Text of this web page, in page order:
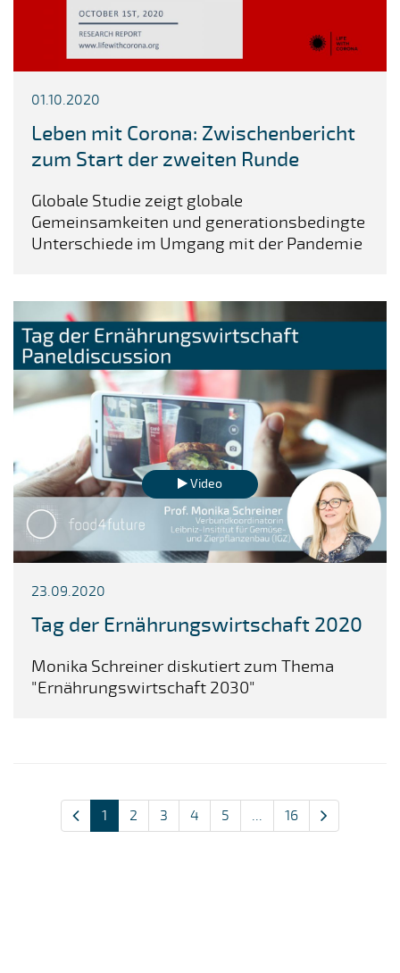
01.10.2020
Leben mit Corona: Zwischenbericht
zum Start der zweiten Runde
Globale Studie zeigt globale
Gemeinsamkeiten und generationsbedingte
Unterschiede im Umgang mit der Pandemie
Video
23.09.2020
Tag der Ernährungswirtschaft 2020
Monika Schreiner diskutiert zum Thema
"Ernährungswirtschaft 2030"
1 2 3 4 5 ... 16